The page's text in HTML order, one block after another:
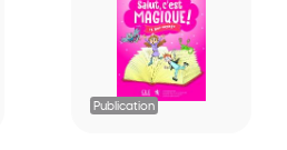
Publication